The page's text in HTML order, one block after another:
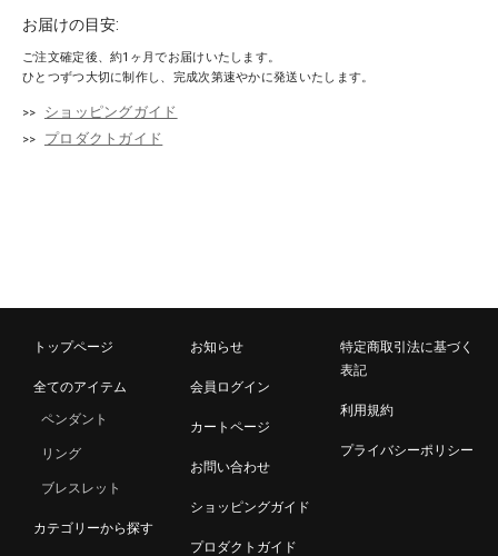
お届けの目安:
ご注文確定後、約1ヶ月でお届けいたします。
ひとつずつ大切に制作し、完成次第速やかに発送いたします。
ショッピングガイド
プロダクトガイド
トップページ
全てのアイテム
ペンダント
リング
ブレスレット
カテゴリーから探す
お知らせ
会員ログイン
カートページ
お問い合わせ
ショッピングガイド
プロダクトガイド
特定商取引法に基づく
表記
利用規約
プライバシーポリシー